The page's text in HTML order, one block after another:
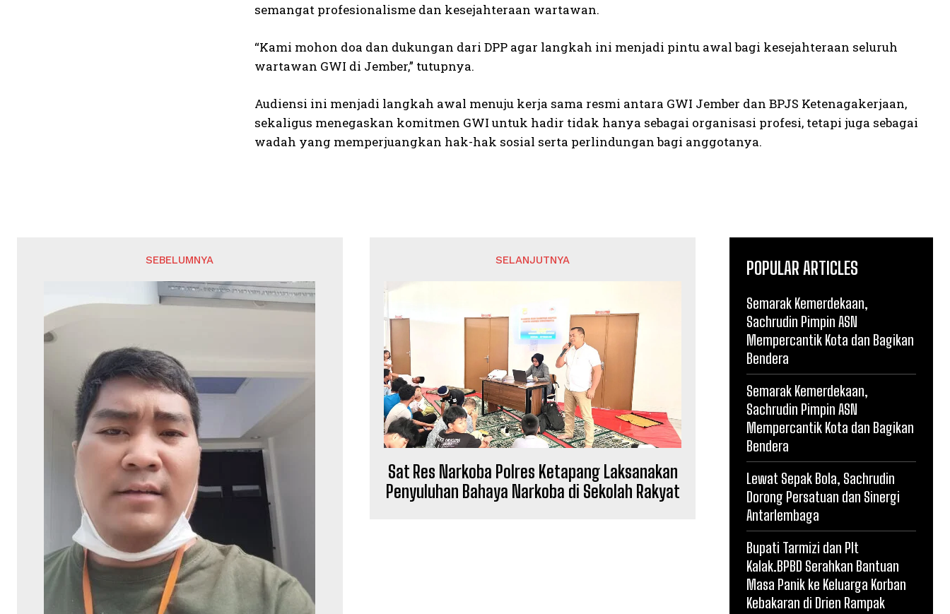
semangat profesionalisme dan kesejahteraan wartawan.
“Kami mohon doa dan dukungan dari DPP agar langkah ini menjadi pintu awal bagi kesejahteraan seluruh
wartawan GWI di Jember,” tutupnya.
Audiensi ini menjadi langkah awal menuju kerja sama resmi antara GWI Jember dan BPJS Ketenagakerjaan,
sekaligus menegaskan komitmen GWI untuk hadir tidak hanya sebagai organisasi profesi, tetapi juga sebagai
wadah yang memperjuangkan hak-hak sosial serta perlindungan bagi anggotanya.
SEBELUMNYA SELANJUTNYA
Sat Res Narkoba Polres Ketapang Laksanakan
Penyuluhan Bahaya Narkoba di Sekolah Rakyat
POPULAR ARTICLES
Semarak Kemerdekaan,
Sachrudin Pimpin ASN
Mempercantik Kota dan Bagikan
Bendera
Semarak Kemerdekaan,
Sachrudin Pimpin ASN
Mempercantik Kota dan Bagikan
Bendera
Lewat Sepak Bola, Sachrudin
Dorong Persatuan dan Sinergi
Antarlembaga
Bupati Tarmizi dan Plt
Kalak.BPBD Serahkan Bantuan
Masa Panik ke Keluarga Korban
Kebakaran di Drien Rampak